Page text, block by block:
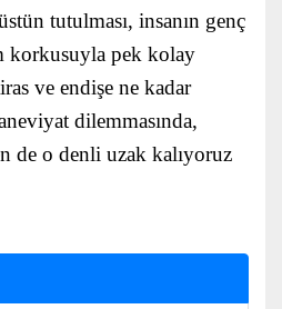
tutulması, insanın genç
korkusuyla pek kolay
ve endişe ne kadar
dilemmasında,
de o denli uzak kalıyoruz